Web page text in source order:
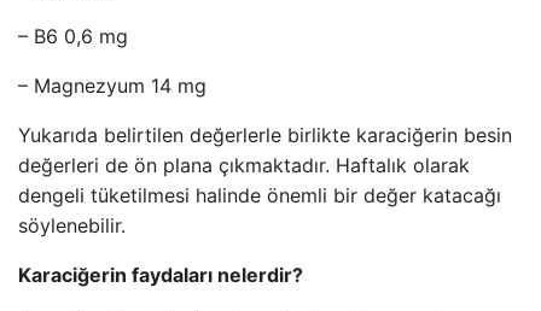
– B6 0,6 mg
– Magnezyum 14 mg
Yukarıda belirtilen değerlerle birlikte karaciğerin besin
değerleri de ön plana çıkmaktadır. Haftalık olarak
dengeli tüketilmesi halinde önemli bir değer katacağı
söylenebilir.
Karaciğerin faydaları nelerdir?